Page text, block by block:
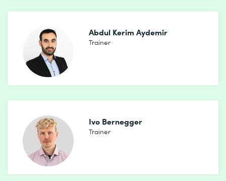
Abdul Kerim Aydemir
Trainer
Ivo Bernegger
Trainer